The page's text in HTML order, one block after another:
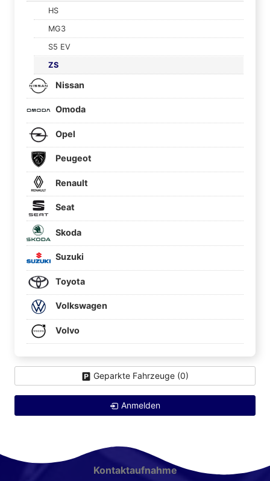
HS
MG3
S5 EV
ZS
Nissan
Omoda
Opel
Peugeot
Renault
Seat
Skoda
Suzuki
Toyota
Volkswagen
Volvo
Geparkte Fahrzeuge (0)
Anmelden
Kontaktaufnahme